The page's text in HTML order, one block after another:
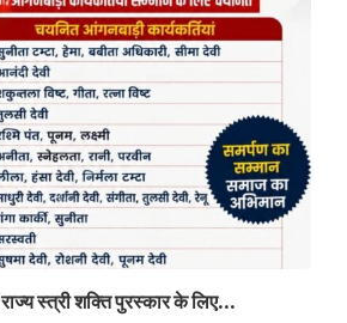
स्त्री शक्ति पुरस्कार के लिए...